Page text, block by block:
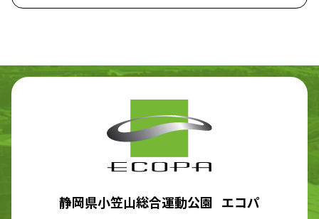
静岡県小笠山総合運動公園 エコパ